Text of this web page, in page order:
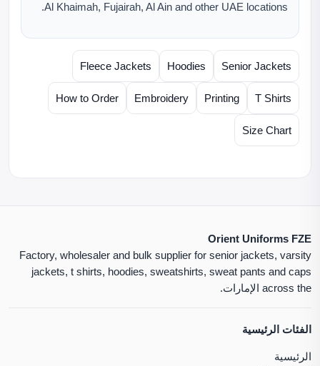
Al Khaimah, Fujairah, Al Ain and other UAE locations.
Senior Jackets
Hoodies
Fleece Jackets
T Shirts
Printing
Embroidery
How to Order
Size Chart
Orient Uniforms FZE
Factory, wholesaler and bulk supplier for senior jackets, varsity
jackets, t shirts, hoodies, sweatshirts, sweat pants and caps
across the الإمارات.
الفئات الرئيسية
الرئيسية